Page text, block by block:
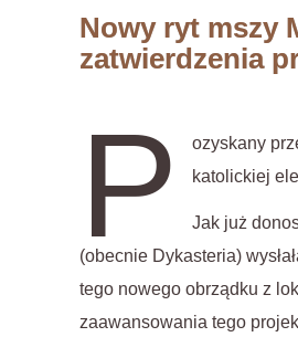
Nowy ryt mszy
zatwierdzenia
P
ozyskany
katolickiej
Jak już
(obecnie Dykasteria)
tego nowego obrządku z
zaawansowania tego